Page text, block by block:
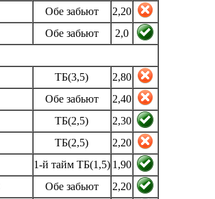
Обе забьют
2,20
Обе забьют
2,0
ТБ(3,5)
2,80
Обе забьют
2,40
ТБ(2,5)
2,30
ТБ(2,5)
2,20
1-й тайм ТБ(1,5) 1,90
Обе забьют
2,20